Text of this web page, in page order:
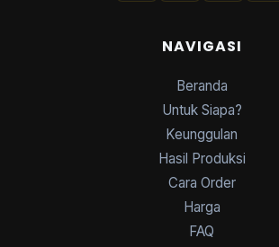
NAVIGASI
Beranda
Untuk Siapa?
Keunggulan
Hasil Produksi
Cara Order
Harga
FAQ